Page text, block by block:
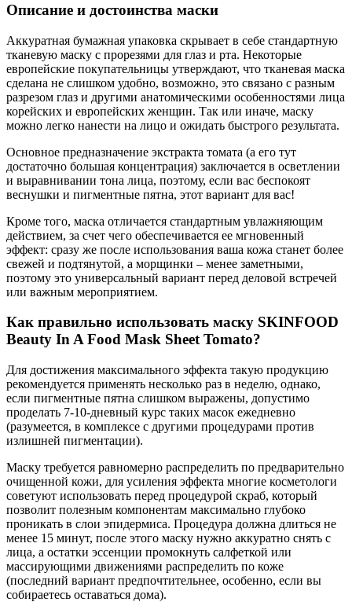
Описание и достоинства маски
Аккуратная бумажная упаковка скрывает в себе стандартную
тканевую маску с прорезями для глаз и рта. Некоторые
европейские покупательницы утверждают, что тканевая маска
сделана не слишком удобно, возможно, это связано с разным
разрезом глаз и другими анатомическими особенностями лица
корейских и европейских женщин. Так или иначе, маску
можно легко нанести на лицо и ожидать быстрого результата.
Основное предназначение экстракта томата (а его тут
достаточно большая концентрация) заключается в осветлении
и выравнивании тона лица, поэтому, если вас беспокоят
веснушки и пигментные пятна, этот вариант для вас!
Кроме того, маска отличается стандартным увлажняющим
действием, за счет чего обеспечивается ее мгновенный
эффект: сразу же после использования ваша кожа станет более
свежей и подтянутой, а морщинки – менее заметными,
поэтому это универсальный вариант перед деловой встречей
или важным мероприятием.
Как правильно использовать маску SKINFOOD
Beauty In A Food Mask Sheet Tomato?
Для достижения максимального эффекта такую продукцию
рекомендуется применять несколько раз в неделю, однако,
если пигментные пятна слишком выражены, допустимо
проделать 7-10-дневный курс таких масок ежедневно
(разумеется, в комплексе с другими процедурами против
излишней пигментации).
Маску требуется равномерно распределить по предварительно
очищенной кожи, для усиления эффекта многие косметологи
советуют использовать перед процедурой скраб, который
позволит полезным компонентам максимально глубоко
проникать в слои эпидермиса. Процедура должна длиться не
менее 15 минут, после этого маску нужно аккуратно снять с
лица, а остатки эссенции промокнуть салфеткой или
массирующими движениями распределить по коже
(последний вариант предпочтительнее, особенно, если вы
собираетесь оставаться дома).